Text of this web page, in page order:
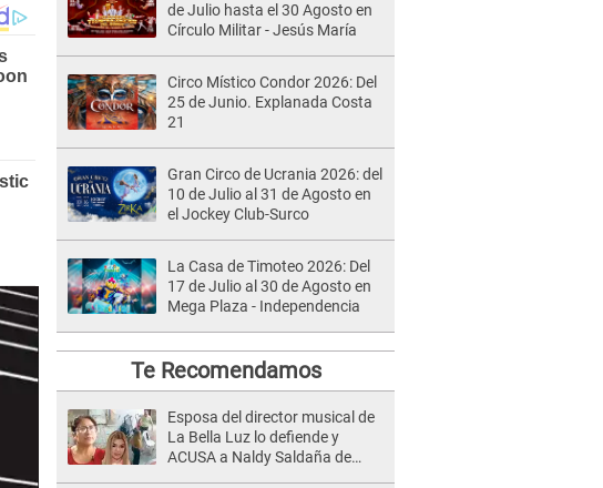
de Julio hasta el 30 Agosto en
Círculo Militar - Jesús María
Circo Místico Condor 2026: Del
25 de Junio. Explanada Costa
21
Gran Circo de Ucrania 2026: del
10 de Julio al 31 de Agosto en
el Jockey Club-Surco
La Casa de Timoteo 2026: Del
17 de Julio al 30 de Agosto en
Mega Plaza - Independencia
Te Recomendamos
Esposa del director musical de
La Bella Luz lo defiende y
ACUSA a Naldy Saldaña de